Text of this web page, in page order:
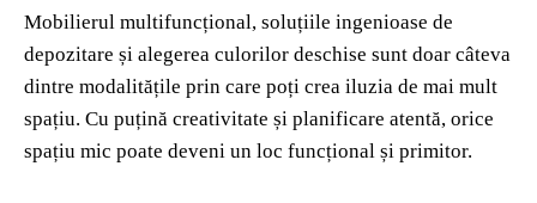
Mobilierul multifuncțional, soluțiile ingenioase de
depozitare și alegerea culorilor deschise sunt doar câteva
dintre modalitățile prin care poți crea iluzia de mai mult
spațiu. Cu puțină creativitate și planificare atentă, orice
spațiu mic poate deveni un loc funcțional și primitor.